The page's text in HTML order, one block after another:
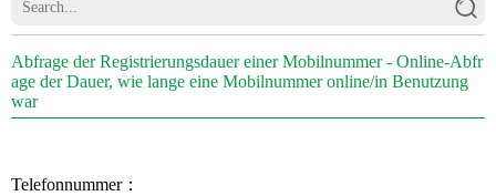
Abfrage der Registrierungsdauer einer Mobilnummer - Online-Abfr
age der Dauer, wie lange eine Mobilnummer online/in Benutzung
war
Telefonnummer：